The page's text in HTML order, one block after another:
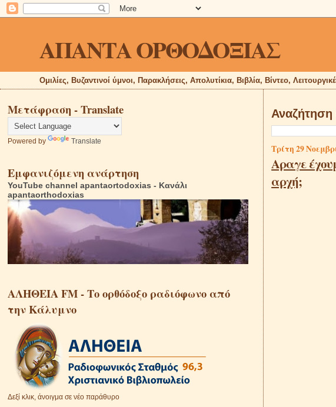
ΑΠΑΝΤΑ ΟΡΘΟΔΟΞΙΑΣ
Ομιλίες, Βυζαντινοί ύμνοι, Παρακλήσεις, Απολυτίκια, Βιβλία, Βίντεο,
Αναζήτηση
Τρίτη 29
Αραγε
αρχή;
Μετάφραση - Translate
Powered by Translate
Εμφανιζόμενη ανάρτηση
YouTube channel apantaortodoxias - Κανάλι
apantaorthodoxias
ΑΛΗΘΕΙΑ FM - Το ορθόδοξο ραδιόφωνο από
την Κάλυμνο
Δεξί κλικ, άνοιγμα σε νέο παράθυρο